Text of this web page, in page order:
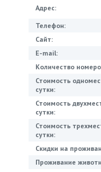
Адрес:
Телефон:
Сайт:
E-mail:
Количество
Стоимость
сутки:
Стоимость
сутки:
Стоимость
сутки:
Скидки на
Проживание